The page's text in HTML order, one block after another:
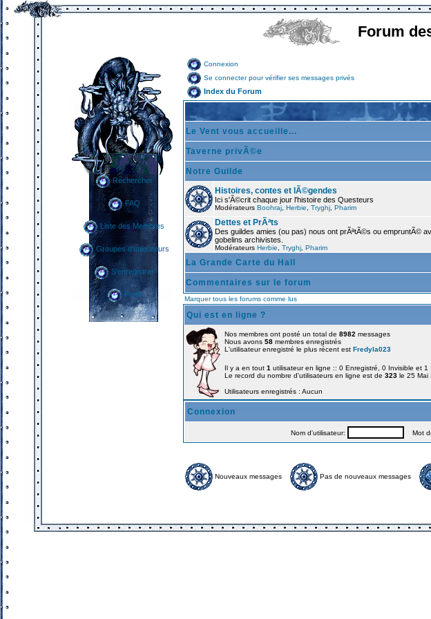
Forum
Rechercher
FAQ
Liste des Membres
Groupes d'utilisateurs
S'enregistrer
Profil
Connexion
Se connecter pour vérifier ses messages privés
Index du Forum
Le Vent vous accueille...
Taverne privÃ©e
Notre Guilde
Histoires, contes et lÃ©gendes
Ici s'Ã©crit chaque jour l'histoire des Questeurs
Modérateurs Boohraj Herbie Tryghj Pharim
Dettes et PrÃªts
Des guildes amies (ou pas) nous ont prÃªtÃ©s ou empruntÃ©
gobelins archivistes.
Modérateurs Herbie Tryghj Pharim
La Grande Carte du Hall
Commentaires sur le forum
Marquer tous les forums comme lus
Qui est en ligne ?
Nos membres ont posté un total de 8982 messages
Nous avons 58 membres enregistrés
L'utilisateur enregistré le plus récent est Fredyla023
Il y a en tout 1 utilisateur en ligne :: 0 Enregistré, 0 Invisible et
Le record du nombre d'utilisateurs en ligne est de 323 le 25 Mai
Utilisateurs enregistrés : Aucun
Connexion
Nom d'utilisateur: Mot
Nouveaux messages Pas de nouveaux messages